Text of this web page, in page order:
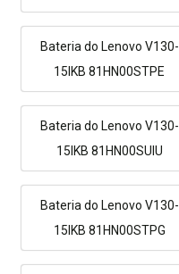
Bateria do Lenovo V130-
15IKB 81HN00STPE
Bateria do Lenovo V130-
15IKB 81HN00SUIU
Bateria do Lenovo V130-
15IKB 81HN00STPG